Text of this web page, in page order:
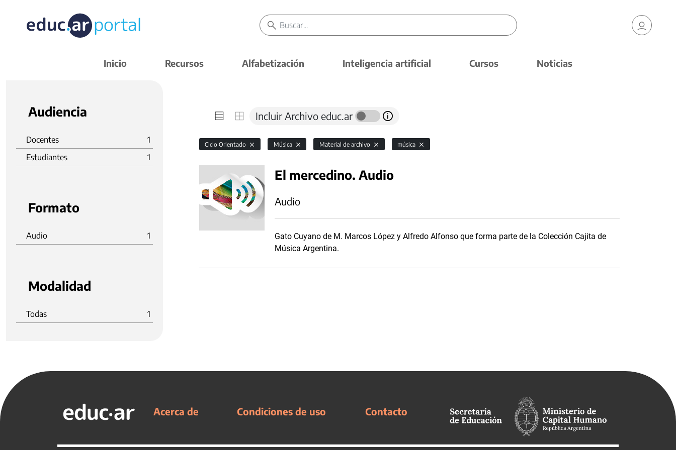
Inicio Recursos Alfabetización Inteligencia artificial Cursos Noticias
Audiencia
Docentes
1
Estudiantes
1
Formato
Audio 1
Modalidad
Todas 1
Incluir Archivo educ.ar
Ciclo Orientado Música Material de archivo música
El mercedino. Audio
Audio
Gato Cuyano de M. Marcos López y Alfredo Alfonso que forma parte de la Colección Cajita de
Música Argentina.
Acerca de Condiciones de uso Contacto